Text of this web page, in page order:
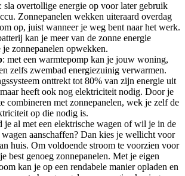
: sla overtollige energie op voor later gebruik
Zonnepanelen wekken uiteraard overdag
op, juist wanneer je weg bent naar het werk.
kan je meer van de zonne energie
zonnepanelen opwekken.
: met een warmtepomp kan je jouw woning,
zelfs zwembad energiezuinig verwarmen.
onttrekt tot 80% van zijn energie uit
heeft ook nog elektriciteit nodig. Door je
combineren met zonnepanelen, wek je zelf de
op die nodig is.
je al met een elektrische wagen of wil je in de
wagen aanschaffen? Dan kies je wellicht voor
huis. Om voldoende stroom te voorzien voor
best genoeg zonnepanelen. Met je eigen
kan je op een rendabele manier opladen en